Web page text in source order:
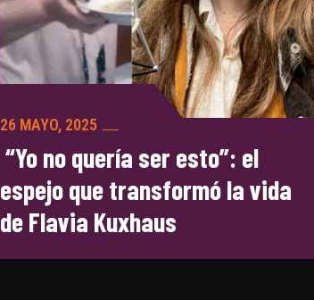
26 MAYO, 2025
“Yo no quería ser esto”: el
espejo que transformó la vida
de Flavia Kuxhaus